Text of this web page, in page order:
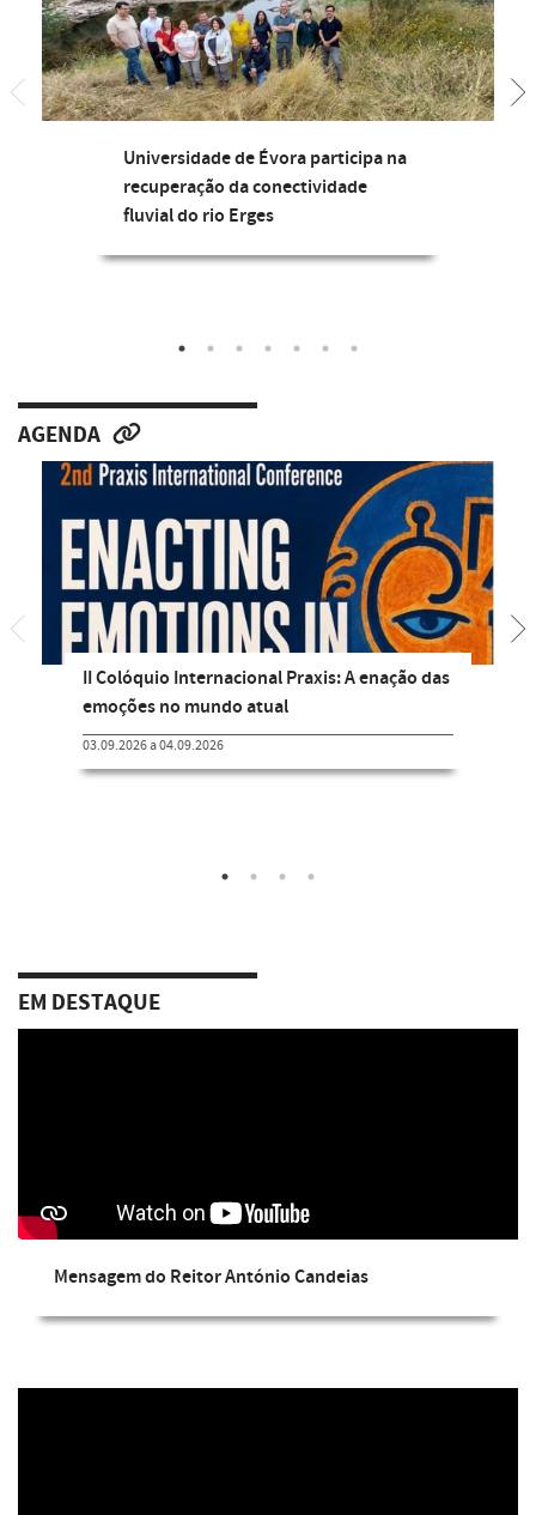
Universidade de Évora participa na
recuperação da conectividade
fluvial do rio Erges
AGENDA
II Colóquio Internacional Praxis: A enação das
emoções no mundo atual
03.09.2026 a 04.09.2026
EM DESTAQUE
Mensagem do Reitor António Candeias